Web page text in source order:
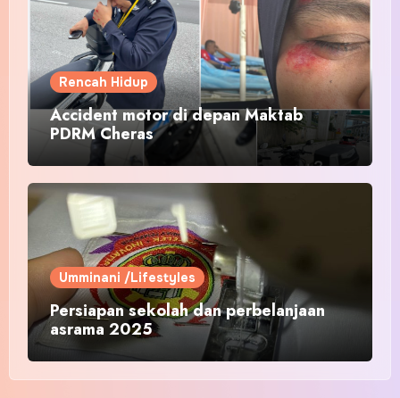
Rencah Hidup
Accident motor di depan Maktab
PDRM Cheras
Umminani /Lifestyles
Persiapan sekolah dan perbelanjaan
asrama 2025